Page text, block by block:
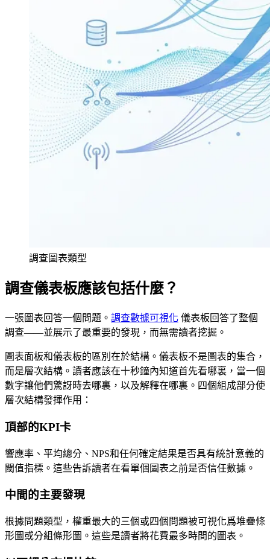
調查圖表類型
調查儀表板應該包括什麼？
一張圖表回答一個問題。 調查數據可視化 儀表板回答了整個
調查——並展示了最重要的發現，而無需讀者挖掘。
圖表面板和儀表板的區別在於結構。儀表板不是圖表的集合，
而是層次結構。讀者應該在十秒鐘內知道首先看哪裏，當一個
數字讓他們驚訝時去哪裏，以及解釋在哪裏。四個組成部分使
層次結構發揮作用：
頂部的KPI卡
響應率、平均總分、NPS和任何確定結果是否具有統計意義的
閾值指標。這些告訴讀者在看單個圖表之前是否信任數據。
中間的主要發現
根據問題類型，權重最大的三個或四個問題被可視化爲堆疊條
形圖或分組條形圖。這些是讀者將花費最多時間的圖表。